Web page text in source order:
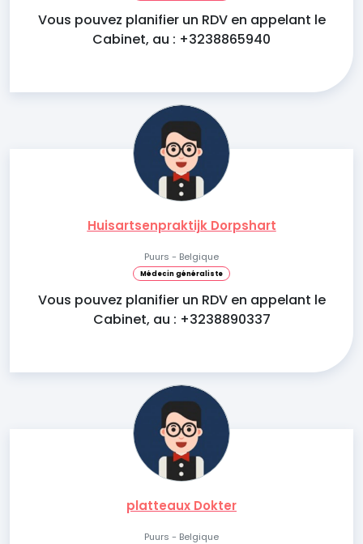
Vous pouvez planifier un RDV en appelant le
Cabinet, au : +3238865940
Huisartsenpraktijk Dorpshart
Puurs - Belgique
Médecin généraliste
Vous pouvez planifier un RDV en appelant le
Cabinet, au : +3238890337
platteaux Dokter
Puurs - Belgique